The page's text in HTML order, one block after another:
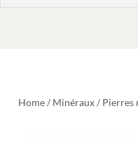
Home/ Minéraux/ Pierres